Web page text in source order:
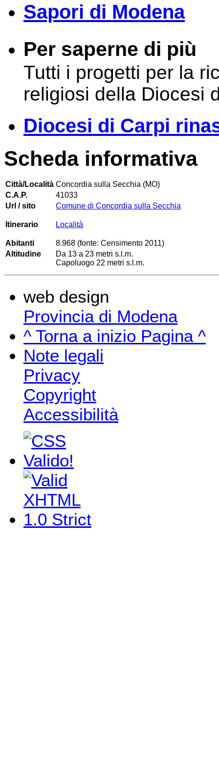
Sapori di Modena
Per saperne di più
Tutti i progetti per la
religiosi della Diocesi
Diocesi di Carpi
Scheda informativa
Città/Località Concordia sulla Secchia (MO)
C.A.P.
41033
Url / sito
Comune di Concordia sulla Secchia
Itinerario Località
Abitanti
8.968 (fonte: Censimento 2011)
Altitudine
Da 13 a 23 metri s.l.m.
Capoluogo 22 metri s.l.m.
web design
Provincia di Modena
^ Torna a inizio Pagina ^
Note legali
Privacy
Copyright
Accessibilità